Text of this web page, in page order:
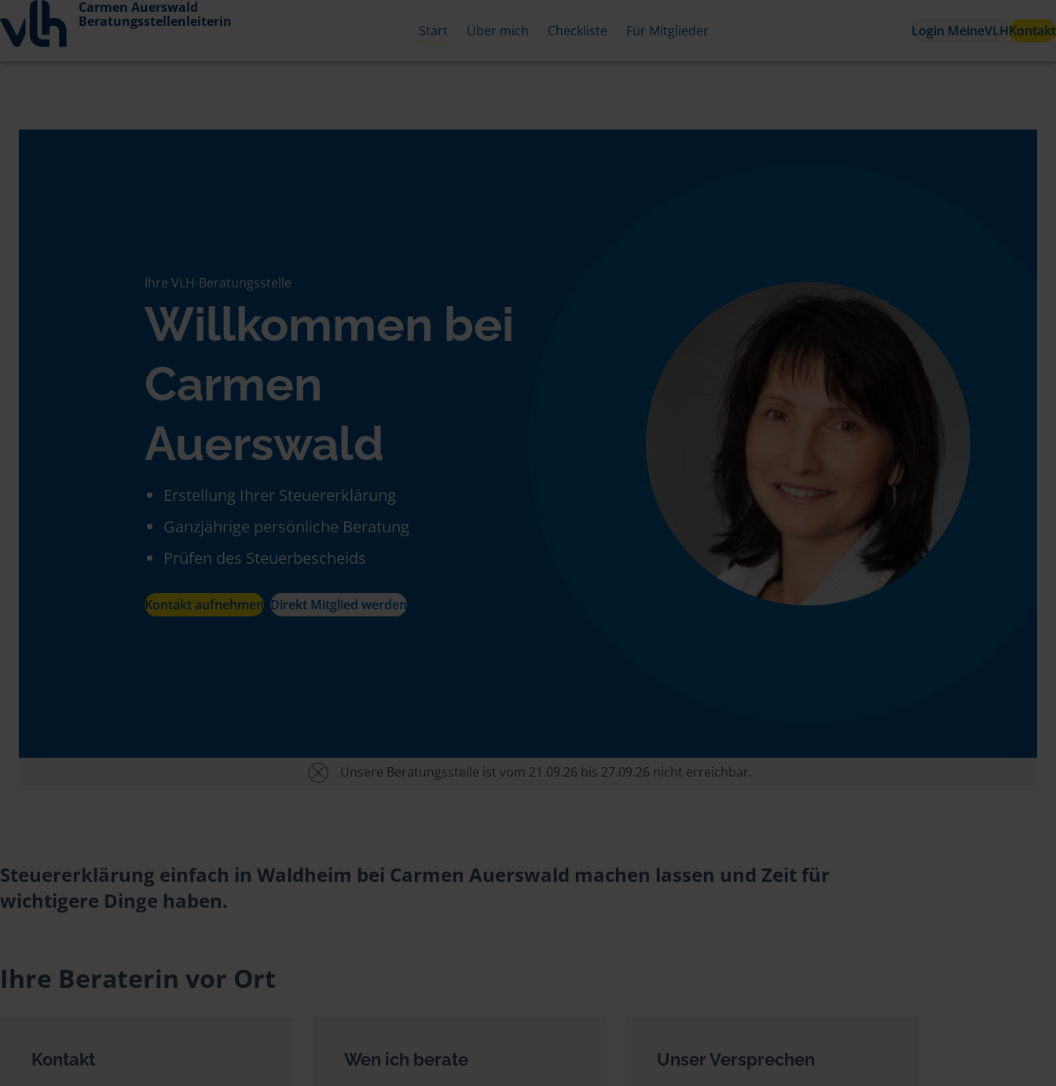
Carmen Auerswald
Beratungsstellenleiterin
Start Über mich Checkliste Für Mitglieder Login MeineVLHKontakt
Ihre VLH-Beratungsstelle
Willkommen bei
Carmen
Auerswald
Erstellung Ihrer Steuererklärung
Ganzjährige persönliche Beratung
Prüfen des Steuerbescheids
Kontakt aufnehmen Direkt Mitglied werden
Unsere Beratungsstelle ist vom 21.09.26 bis 27.09.26 nicht erreichbar.
Steuererklärung einfach in Waldheim bei Carmen Auerswald machen lassen und Zeit für
wichtigere Dinge haben.
Ihre Beraterin vor Ort
Kontakt Wen ich berate Unser Versprechen